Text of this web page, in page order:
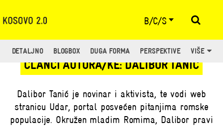
B/C/S
DETALJNO BLOGBOX DUGA FORMA PERSPEKTIVE VIŠE
ČLANCI AUTORA/KE: DALIBOR TANIĆ
Dalibor Tanić je novinar i aktivista, te vodi web
stranicu Udar, portal posvećen pitanjima romske
populacije. Okružen mladim Romima, Dalibor pravi